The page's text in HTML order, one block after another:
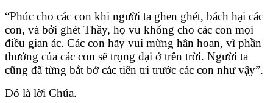
“Phúc cho các con khi người ta ghen ghét, bách hại các
con, và bởi ghét Thầy, họ vu khống cho các con mọi
điều gian ác. Các con hãy vui mừng hân hoan, vì phần
thưởng của các con sẽ trọng đại ở trên trời. Người ta
cũng đã từng bắt bớ các tiên tri trước các con như vậy”.
Ðó là lời Chúa.